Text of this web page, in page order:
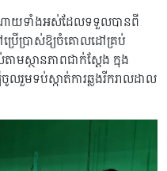
ោយទាំងអស់ដែលទទួលបានពី
រើប្រាស់ឱ្យចំគោលដៅគ្រប់
ស្ថានភាពជាក់ស្ដែង ក្នុង
លរួមទប់ស្កាត់ការឆ្លងរីករាលដាល